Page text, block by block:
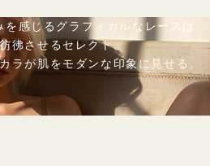
FLOR
BLANCO
108
感じるグラフィカルなレースは
彿させるセレクト。
ラが肌をモダンな印象に見せる。